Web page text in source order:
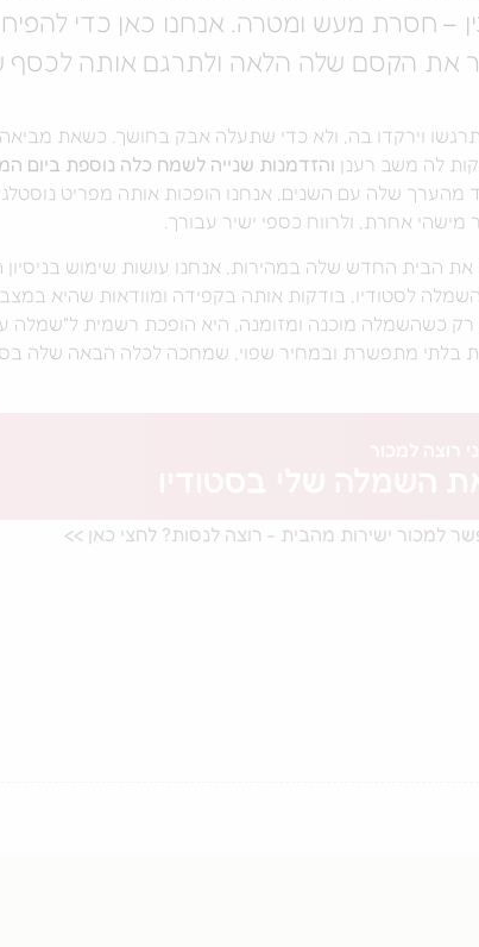
– חסרת מעש ומטרה. אנחנו כאן כדי
את הקסם שלה הלאה ולתרגם אותה לכסף
וירקדו בה, ולא כדי שתעלה אבק בחושך. כשאת מביאה
לה משב רענן והזדמנות שנייה לשמח כלה נוספת ביום
מהערך שלה עם השנים, אנחנו הופכות אותה מפריט
אחרת, ולרווח כספי ישיר עבורך.
הבית החדש שלה במהירות, אנחנו עושות שימוש בניסיון
לסטודיו, בודקות אותה בקפידה ומוודאות שהיא
רק כשהשמלה מוכנה ומזומנה, היא הופכת רשמית ל"שמלה
בלתי מתפשרת ובמחיר שפוי, שמחכה לכלה הבאה שלה
למכור ישירות מהבית - רוצה לנסות? לחצי כאן >>